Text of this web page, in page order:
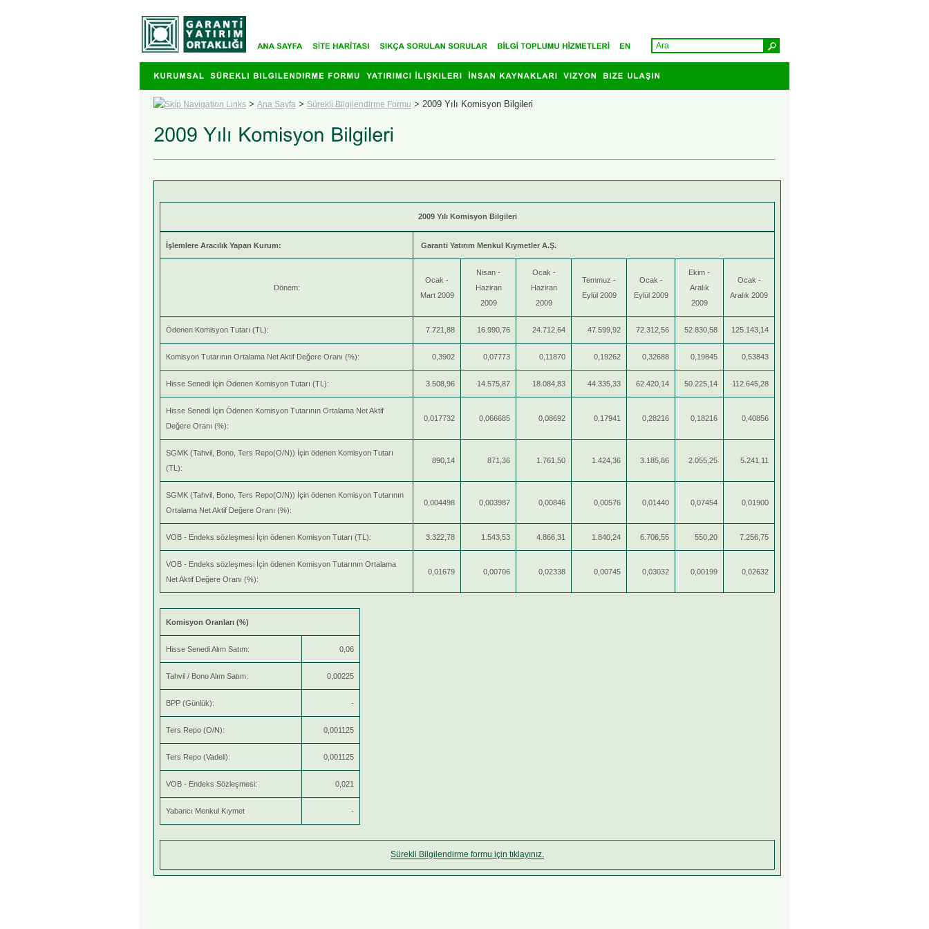
> Ana Sayfa > Sürekli Bilgilendirme Formu > 2009 Yılı Komisyon Bilgileri
2009 Yılı Komisyon Bilgileri
İşlemlere Aracılık Yapan Kurum: Garanti Yatırım Menkul Kıymetler A.Ş.
Dönem:
Ocak -
Mart 2009
Nisan -
Haziran
2009
Ocak -
Haziran
2009
Temmuz -
Eylül 2009
Ocak -
Eylül 2009
Ekim -
Aralık
2009
Ocak -
Aralık 2009
Ödenen Komisyon Tutarı (TL): 7.721,88 16.990,76 24.712,64 47.599,92 72.312,56 52.830,58 125.143,14
Komisyon Tutarının Ortalama Net Aktif Değere Oranı (%): 0,3902 0,07773 0,11870 0,19262 0,32688 0,19845 0,53843
Hisse Senedi İçin Ödenen Komisyon Tutarı (TL): 3.508,96 14.575,87 18.084,83 44.335,33 62.420,14 50.225,14 112.645,28
Hisse Senedi İçin Ödenen Komisyon Tutarının Ortalama Net Aktif
Değere Oranı (%):
0,017732 0,066685 0,08692 0,17941 0,28216 0,18216 0,40856
SGMK (Tahvil, Bono, Ters Repo(O/N)) İçin ödenen Komisyon Tutarı
(TL):
890,14 871,36 1.761,50 1.424,36 3.185,86 2.055,25 5.241,11
SGMK (Tahvil, Bono, Ters Repo(O/N)) İçin ödenen Komisyon Tutarının
Ortalama Net Aktif Değere Oranı (%):
0,004498 0,003987 0,00846 0,00576 0,01440 0,07454 0,01900
VOB - Endeks sözleşmesi İçin ödenen Komisyon Tutarı (TL): 3.322,78 1.543,53 4.866,31 1.840,24 6.706,55 550,20 7.256,75
VOB - Endeks sözleşmesi İçin ödenen Komisyon Tutarının Ortalama
Net Aktif Değere Oranı (%):
0,01679 0,00706 0,02338 0,00745 0,03032 0,00199 0,02632
Komisyon Oranları (%)
Hisse Senedi Alım Satım: 0,06
Tahvil / Bono Alım Satım: 0,00225
BPP (Günlük): -
Ters Repo (O/N): 0,001125
Ters Repo (Vadeli): 0,001125
VOB - Endeks Sözleşmesi: 0,021
Yabancı Menkul Kıymet -
Sürekli Bilgilendirme formu için tıklayınız.